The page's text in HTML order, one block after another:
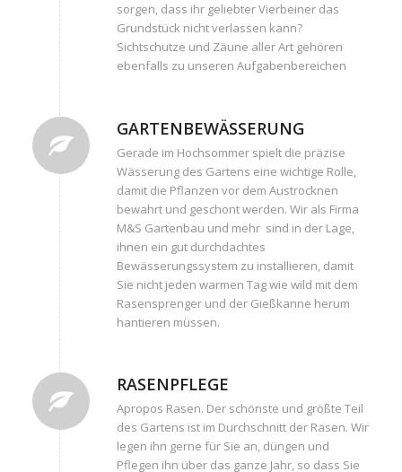
sorgen, dass ihr geliebter Vierbeiner das
Grundstück nicht verlassen kann?
Sichtschutze und Zäune aller Art gehören
ebenfalls zu unseren Aufgabenbereichen
GARTENBEWÄSSERUNG
Gerade im Hochsommer spielt die präzise
Wässerung des Gartens eine wichtige Rolle,
damit die Pflanzen vor dem Austrocknen
bewahrt und geschont werden. Wir als Firma
M&S Gartenbau und mehr sind in der Lage,
ihnen ein gut durchdachtes
Bewässerungssystem zu installieren, damit
Sie nicht jeden warmen Tag wie wild mit dem
Rasensprenger und der Gießkanne herum
hantieren müssen.
RASENPFLEGE
Apropos Rasen. Der schönste und größte Teil
des Gartens ist im Durchschnitt der Rasen. Wir
legen ihn gerne für Sie an, düngen und
Pflegen ihn über das ganze Jahr, so dass Sie